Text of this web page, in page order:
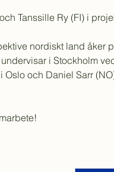
Tanssille Ry (FI) i
nordiskt land åker
i Stockholm
och Daniel Sarr